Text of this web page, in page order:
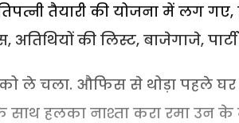
तैयारी की योजना में लग
की लिस्ट, बाजेगाजे, पार्टी
ले चला. औफिस से थोड़ा पहले घर
हलका नाश्ता करा रमा उन के